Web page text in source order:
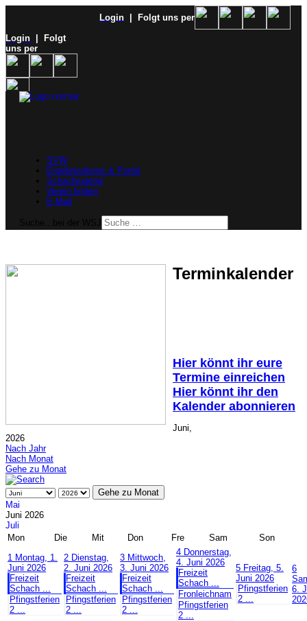
Login
| Folgt uns per
Login
| Folgt
uns per
SVW
Ergebnisdienst & Portal
Schachjugend
Verein finden
E-Mail
Terminkalender
Hier könnt ihr eure
Termine einreichen
Hier könnt ihr den
Kalender abonnieren
Juni,
2026
Nach Jahr
Nach Monat
Gehe zu Monat
Gehe zu Monat
Mai
Juni 2026
Juli
Mon
Die Mit Don Fre Sam
Son
1 Montag, 1.
Juni 2026
Freizeit
Schach ...
Pfingstferien
2 ...
2 Dienstag,
2. Juni 2026
Freizeit
Schach ...
Pfingstferien
2 ...
3 Mittwoch,
3. Juni 2026
Freizeit
Schach ...
Pfingstferien
2 ...
4 Donnerstag,
4. Juni 2026
Freizeit
Schach ...
Fronleichnam
Pfingstferien
2 ...
5 Freitag, 5.
Juni 2026
Pfingstferien
2 ...
6
6.